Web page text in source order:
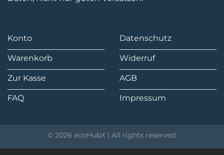
Konto
Warenkorb
Zur Kasse
FAQ
Datenschutz
Widerruf
AGB
Impressum
© 2026 ecoHubX | All rights reserved.